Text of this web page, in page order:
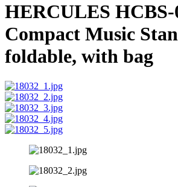
HERCULES HCBS-
Compact Music
foldable, with bag